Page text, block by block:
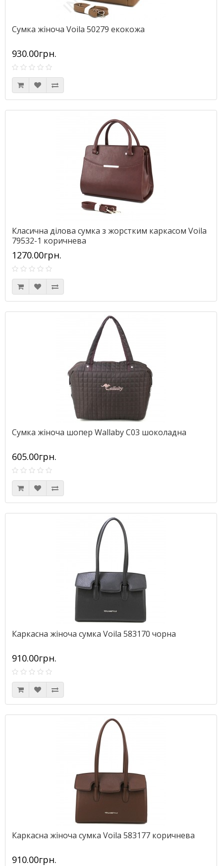
Сумка жіноча Voila 50279 екокожа
930.00грн.
Класична ділова сумка з жорстким каркасом Voila
79532-1 коричнева
1270.00грн.
Сумка жіноча шопер Wallaby С03 шоколадна
605.00грн.
Каркасна жіноча сумка Voila 583170 чорна
910.00грн.
Каркасна жіноча сумка Voila 583177 коричнева
910.00грн.